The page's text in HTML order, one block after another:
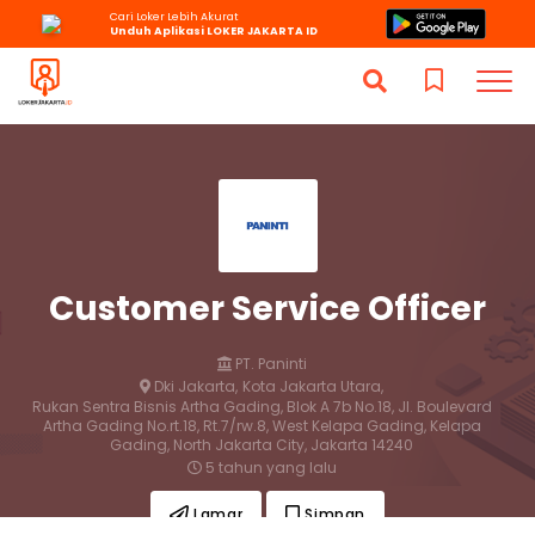
Customer Service Officer
PT. Paninti
Dki Jakarta, Kota Jakarta Utara,
Rukan Sentra Bisnis Artha Gading, Blok A 7b No.18, Jl. Boulevard
Artha Gading No.rt.18, Rt.7/rw.8, West Kelapa Gading, Kelapa
Gading, North Jakarta City, Jakarta 14240
5 tahun yang lalu
Lamar Simpan
Cari Loker Lebih Akurat
Unduh Aplikasi LOKER JAKARTA ID